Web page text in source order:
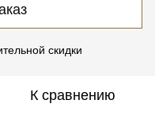
скидки
К сравнению